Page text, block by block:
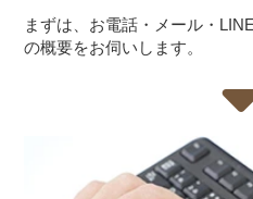
まずは、お電話・メール・
の概要をお伺いします。